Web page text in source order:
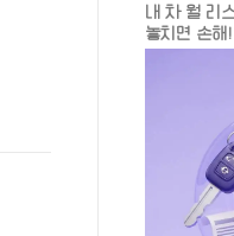
내 차 월 리
놓치면 손해!